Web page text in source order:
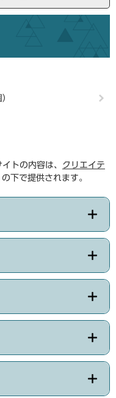
トの内容は、 クリエイテ
の下で提供されます。